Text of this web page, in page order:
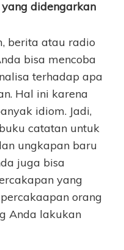
didengarkan
berita atau radio
bisa mencoba
terhadap apa
Hal ini karena
idiom. Jadi,
catatan untuk
ungkapan baru
juga bisa
yang
orang
Anda lakukan